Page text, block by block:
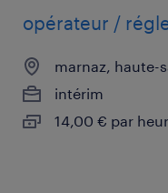
opérateur /
marnaz, haute-
intérim
14,00 € par